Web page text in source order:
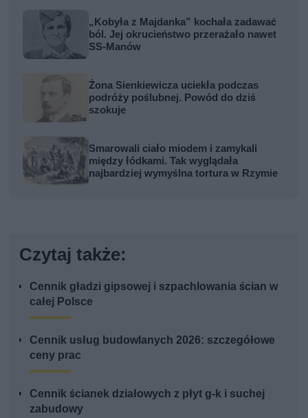
„Kobyła z Majdanka” kochała zadawać
ból. Jej okrucieństwo przerażało nawet
SS-Manów
Żona Sienkiewicza uciekła podczas
podróży poślubnej. Powód do dziś
szokuje
Smarowali ciało miodem i zamykali
między łódkami. Tak wyglądała
najbardziej wymyślna tortura w Rzymie
Czytaj także:
Cennik gładzi gipsowej i szpachlowania ścian w
całej Polsce
Cennik usług budowlanych 2026: szczegółowe
ceny prac
Cennik ścianek działowych z płyt g-k i suchej
zabudowy